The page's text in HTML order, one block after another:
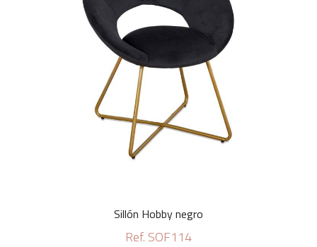
Sillón Hobby negro
Ref. SOF114